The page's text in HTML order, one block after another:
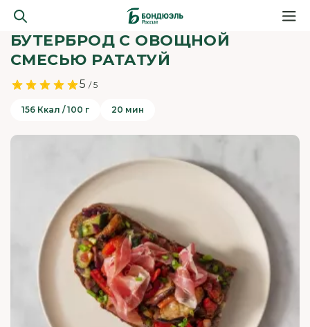
БУТЕРБРОД С ОВОЩНОЙ
СМЕСЬЮ РАТАТУЙ
5 / 5
156 Ккал / 100 г 20 мин